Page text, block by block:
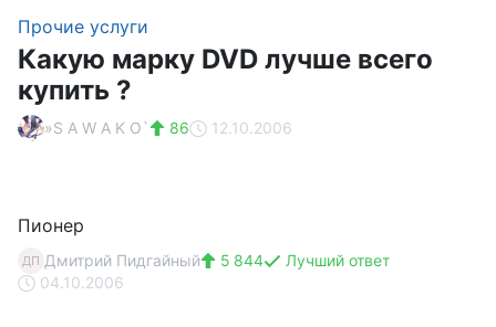
Прочие услуги
Какую марку DVD лучше всего
купить ?
»S A W A K O` 86 12.10.2006
Пионер
ДП Дмитрий Пидгайный 5 844
Лучший ответ
04.10.2006